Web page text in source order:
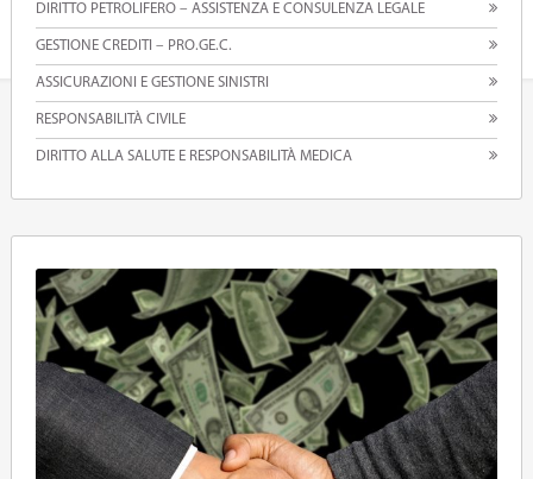
DIRITTO PETROLIFERO – ASSISTENZA E CONSULENZA LEGALE
GESTIONE CREDITI – PRO.GE.C.
ASSICURAZIONI E GESTIONE SINISTRI
RESPONSABILITÀ CIVILE
DIRITTO ALLA SALUTE E RESPONSABILITÀ MEDICA